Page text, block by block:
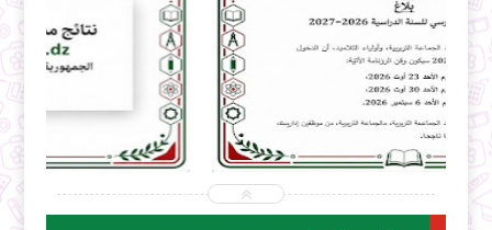
ecoledz.net